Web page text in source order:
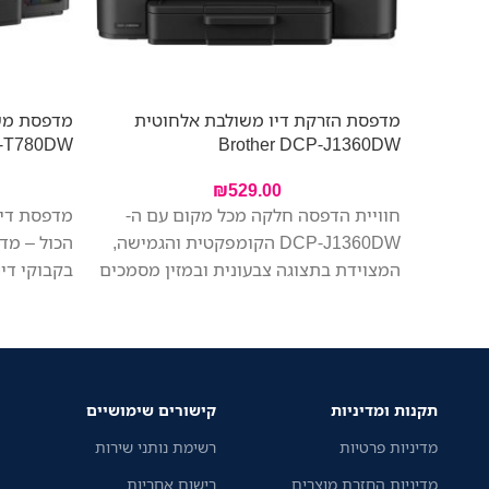
מדפסת הזרקת דיו משולבת אלחוטית
Brother DCP-J1360DW
₪529.00
חוויית הדפסה חלקה מכל מקום עם ה-
DCP-J1360DW הקומפקטית והגמישה,
המצוידת בתצוגה צבעונית ובמזין מסמכים
צילום וסריקה של מספר דפים ברצף.
להדפיס מהמחשב הנייד או מהמכשירים
מדפסת
מדפסת
הכול –
בקבוקי
ביתי או
תקנות ומדיניות
מדיניות פרטיות
מדיניות החזרת מוצרים
קישורים שימושיים
רשימת נותני שירות
רישום אחריות